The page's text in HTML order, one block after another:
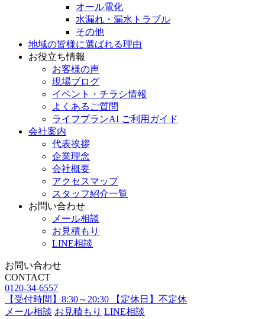
オール電化
水漏れ・漏水トラブル
その他
地域の皆様に選ばれる理由
お役立ち情報
お客様の声
現場ブログ
イベント・チラシ情報
よくあるご質問
ライフプランAI ご利用ガイド
会社案内
代表挨拶
企業理念
会社概要
アクセスマップ
スタッフ紹介一覧
お問い合わせ
メール相談
お見積もり
LINE相談
お問い合わせ
CONTACT
0120-34-6557
【受付時間】8:30～20:30 【定休日】不定休
メール相談 お見積もり LINE相談